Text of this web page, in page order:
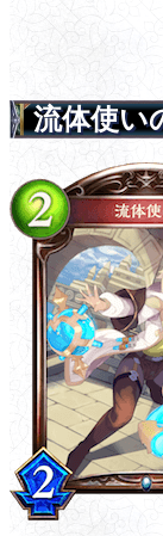
流体使い